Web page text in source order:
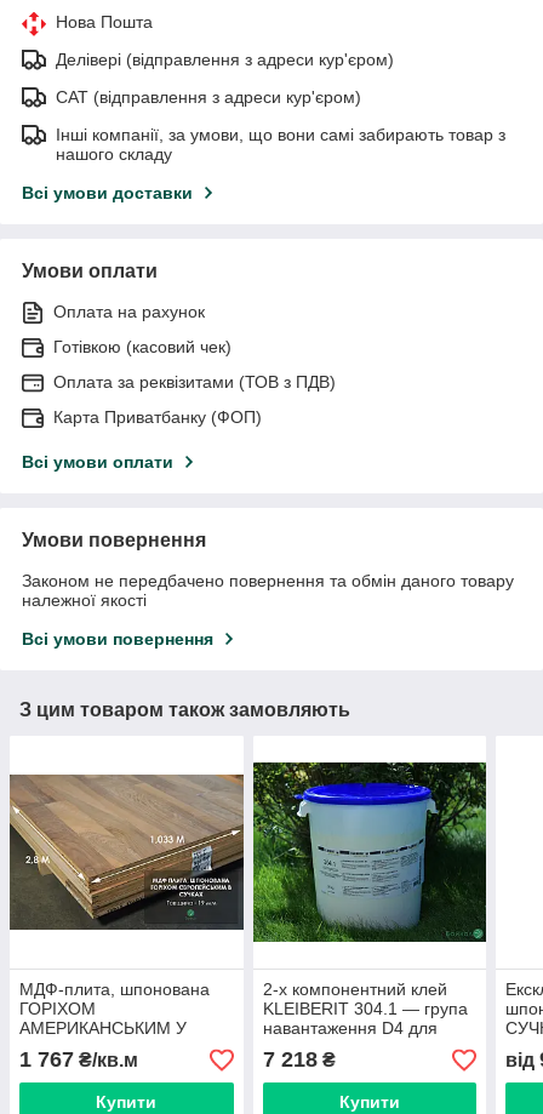
Нова Пошта
Делівері (відправлення з адреси кур'єром)
САТ (відправлення з адреси кур'єром)
Інші компанії, за умови, що вони самі забирають товар з
нашого складу
Всі умови доставки
Умови оплати
Оплата на рахунок
Готівкою (касовий чек)
Оплата за реквізитами (ТОВ з ПДВ)
Карта Приватбанку (ФОП)
Всі умови оплати
Умови повернення
Законом не передбачено повернення та обмін даного товару
належної якості
Всі умови повернення
З цим товаром також замовляють
МДФ-плита, шпонована
ГОРІХОМ
АМЕРИКАНСЬКИМ У
СУЧКАХ (малюнок
паркет), 19 мм 2,8х1,033
м
1 767 ₴/кв.м
Купити
2-х компонентний клей
KLEIBERIT 304.1 — група
навантаження D4 для
водостійких сполук (відро
26 кг)
7 218₴
Купити
від